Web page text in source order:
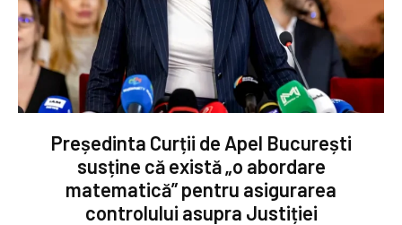
Președinta Curții de Apel București
susține că există „o abordare
matematică” pentru asigurarea
controlului asupra Justiției